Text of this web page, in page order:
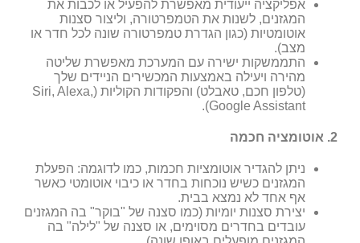
אפליקציה ייעודית מאפשרת להפעיל או לכבות את
המגזנים, לשנות את הטמפרטורה, וליצור סצנות
אוטומטיות (כגון הגדרת טמפרטורה שונה לכל חדר או
מצב).
התממשקות ישירה עם המערכת מאפשרת שליטה
מהירה ויעילה באמצעות המכשירים הניידים שלך
(טלפון חכם, טאבלט) והפקודות הקוליות (Siri, Alexa,
Google Assistant).
2. אוטומציה חכמה
ניתן להגדיר אוטומציות חכמות, כמו לדוגמה: הפעלת
המגזנים כשיש נוכחות בחדר או כיבוי אוטומטי כאשר
אף אחד לא נמצא בבית.
יצירת סצנות יומיות (כמו סצנה של "בוקר" בה המגזנים
עובדים בחדרים מסוימים, או סצנה של "לילה" בה